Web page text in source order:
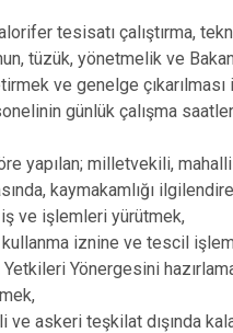
tesisatı çalıştırma,
tüzük, yönetmelik ve
ve genelge
günlük çalışma
yapılan; milletvekili,
kaymakamlığı
ve işlemleri yürütmek,
kullanma iznine ve tescil
Yetkileri Yönergesini
ve askeri teşkilat dışında